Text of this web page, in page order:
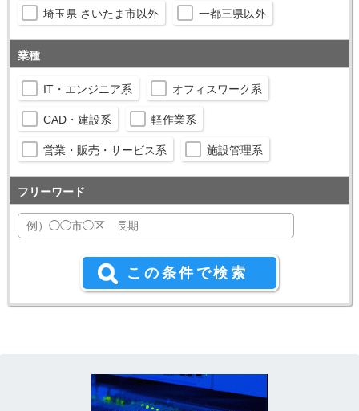
埼玉県 さいたま市以外 一都三県以外
業種
IT・エンジニア系 オフィスワーク系
CAD・建設系 軽作業系
営業・販売・サービス系 施設管理系
フリーワード